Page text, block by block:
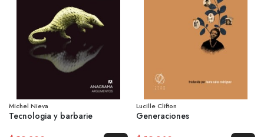
Michel Nieva
Tecnologia y barbarie
Lucille Clifton
Generaciones